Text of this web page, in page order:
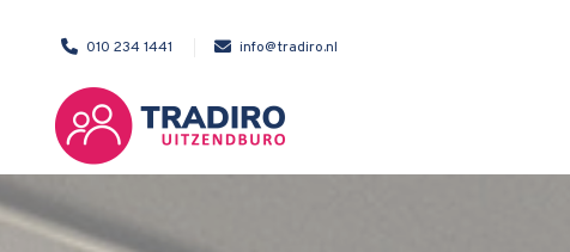
010 234 1441 info@tradiro.nl